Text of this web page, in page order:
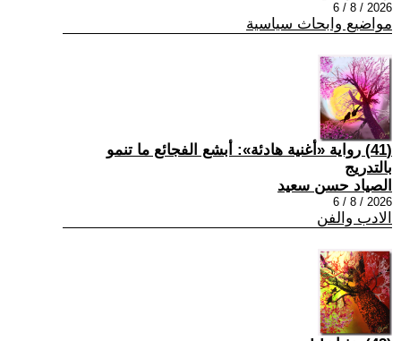
2026 / 8 / 6
مواضيع وابحاث سياسية
(41) رواية «أغنية هادئة»: أبشع الفجائع ما تنمو
بالتدريج
الصياد حسن سعيد
2026 / 8 / 6
الادب والفن